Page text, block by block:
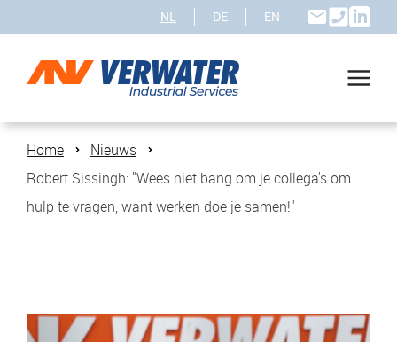
NL DE EN
Home
Nieuws
Robert Sissingh: "Wees niet bang om je collega's om
hulp te vragen, want werken doe je samen!"